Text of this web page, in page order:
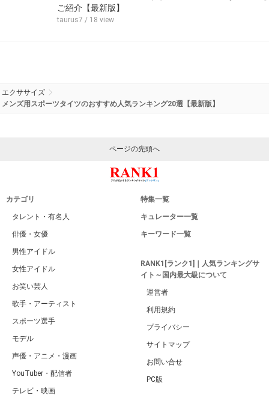
ご紹介【最新版】
taurus7 / 18 view
エクササイズ
メンズ用スポーツタイツのおすすめ人気ランキング20選【最新版】
ページの先頭へ
カテゴリ
タレント・有名人
俳優・女優
男性アイドル
女性アイドル
お笑い芸人
歌手・アーティスト
スポーツ選手
モデル
声優・アニメ・漫画
YouTuber・配信者
テレビ・映画
特集一覧
キュレーター一覧
キーワード一覧
RANK1[ランク1]｜人気ランキングサ
イト～国内最大級について
運営者
利用規約
プライバシー
サイトマップ
お問い合せ
PC版